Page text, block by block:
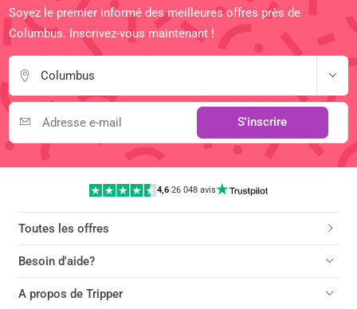
Soyez le premier informé des meilleures offres près de
Columbus. Inscrivez-vous maintenant !
Columbus
S'inscrire
4,6 |26 048 avis
Toutes les offres
Besoin d'aide?
A propos de Tripper